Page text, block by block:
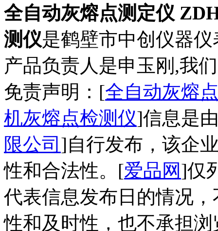
全自动灰熔点测定仪
测仪是鹤壁市中创仪器
产品负责人是申玉刚,我
免责声明：[全自动灰熔
机灰熔点检测仪]信息是
限公司 ]自行发布，该企
性和合法性。[爱品网]仅
代表信息发布日的情况
性和及时性，也不承担